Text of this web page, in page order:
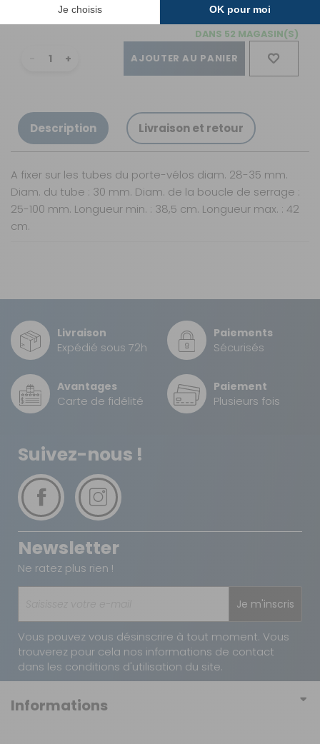
Retrait Magasin
DANS 52 MAGASIN(S)
AJOUTER AU PANIER
Description Livraison et retour
A fixer sur les tubes du porte-vélos diam. 28-35 mm.
Diam. du tube : 30 mm. Diam. de la boucle de serrage :
25-100 mm. Longueur min. : 38,5 cm. Longueur max. : 42
cm.
DPD Relais
2,99 €
DPD à domicile
5,90 €
2 à 3 jours ouvrés
TNT Express
8 €
Retour simple sous 14 jours :
Vous avez changé d'avis ?
Retournez nous vos achats en utilisant le bon de retour.
Livraison
Expédié sous 72h
Paiements
Sécurisés
Avantages
Carte de fidélité
Paiement
Plusieurs fois
Suivez-nous !
Newsletter
Ne ratez plus rien !
Je m'inscris
Vous pouvez vous désinscrire à tout moment. Vous
trouverez pour cela nos informations de contact
dans les conditions d'utilisation du site.
Informations